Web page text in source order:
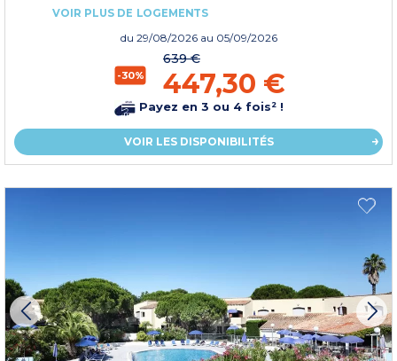
VOIR PLUS DE LOGEMENTS
du 29/08/2026 au 05/09/2026
-30%
639 €
447,30 €
Payez en 3 ou 4 fois² !
VOIR LES DISPONIBILITÉS